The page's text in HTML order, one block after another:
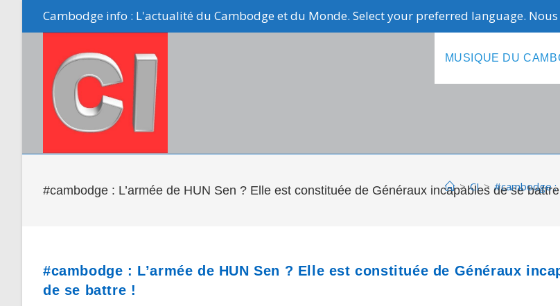
Cambodge info : L'actualité du Cambodge et du Monde. Select your preferred language.
MUSIQUE DU
#cambodge : L’armée de HUN Sen ? Elle est constituée de Généraux incapables de se
> CI > #cambodge :
#cambodge : L’armée de HUN Sen ? Elle est constituée de Généraux
de se battre !